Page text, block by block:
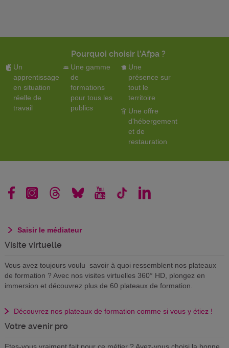
Pourquoi choisir l'Afpa ?
Un
apprentissage
en situation
réelle de
travail
Une gamme
de
formations
pour tous les
publics
Une
présence sur
tout le
territoire
Une offre
d'hébergement
et de
restauration
Saisir le médiateur
Visite virtuelle
Vous avez toujours voulu savoir à quoi ressemblent nos plateaux
de formation ? Avec nos visites virtuelles 360° HD, plongez en
immersion et découvrez plus de 60 plateaux de formation.
Découvrez nos plateaux de formation comme si vous y étiez !
Votre avenir pro
Etes-vous vraiment fait pour ce métier ? Avez-vous choisi la bonne